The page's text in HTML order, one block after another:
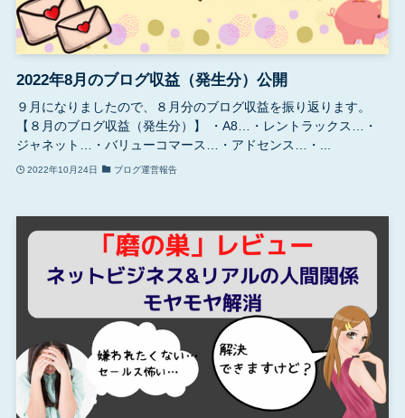
2022年8月のブログ収益（発生分）公開
９月になりましたので、８月分のブログ収益を振り返ります。
【８月のブログ収益（発生分）】 ・A8…・レントラックス…・
ジャネット…・バリューコマース…・アドセンス…・...
2022年10月24日 ブログ運営報告